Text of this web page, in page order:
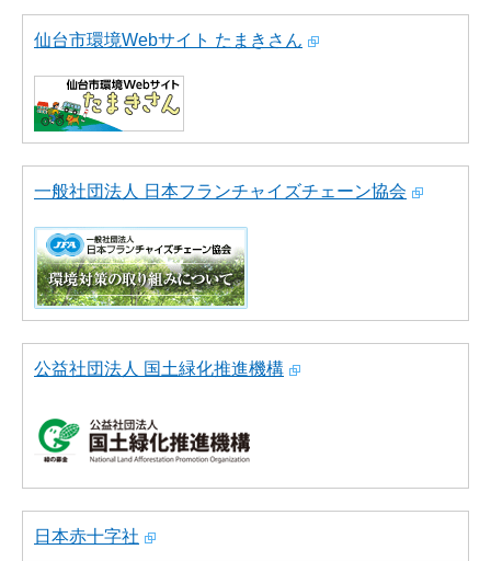
仙台市環境Webサイト たまきさん
一般社団法人 日本フランチャイズチェーン協会
公益社団法人 国土緑化推進機構
日本赤十字社